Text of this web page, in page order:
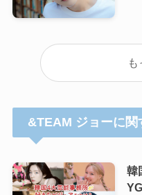
も
&TEAM ジョーに関
韓